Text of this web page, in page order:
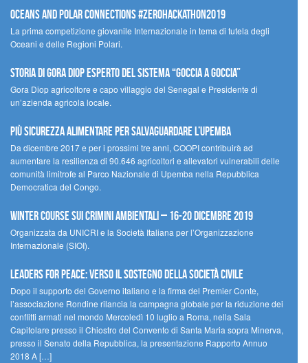
Oceans and Polar Connections #ZEROHackathon2019
La prima competizione giovanile Internazionale in tema di tutela degli
Oceani e delle Regioni Polari.
STORIA DI GORA DIOP ESPERTO DEL SISTEMA “GOCCIA A GOCCIA”
Gora Diop agricoltore e capo villaggio del Senegal e Presidente di
un’azienda agricola locale.
Più sicurezza alimentare per salvaguardare l’Upemba
Da dicembre 2017 e per i prossimi tre anni, COOPI contribuirà ad
aumentare la resilienza di 90.646 agricoltori e allevatori vulnerabili delle
comunità limitrofe al Parco Nazionale di Upemba nella Repubblica
Democratica del Congo.
Winter Course sui Crimini Ambientali – 16-20 Dicembre 2019
Organizzata da UNICRI e la Società Italiana per l’Organizzazione
Internazionale (SIOI).
Leaders for peace: verso il sostegno della società civile
Dopo il supporto del Governo italiano e la firma del Premier Conte,
l’associazione Rondine rilancia la campagna globale per la riduzione dei
conflitti armati nel mondo Mercoledì 10 luglio a Roma, nella Sala
Capitolare presso il Chiostro del Convento di Santa Maria sopra Minerva,
presso il Senato della Repubblica, la presentazione Rapporto Annuo
2018 A […]